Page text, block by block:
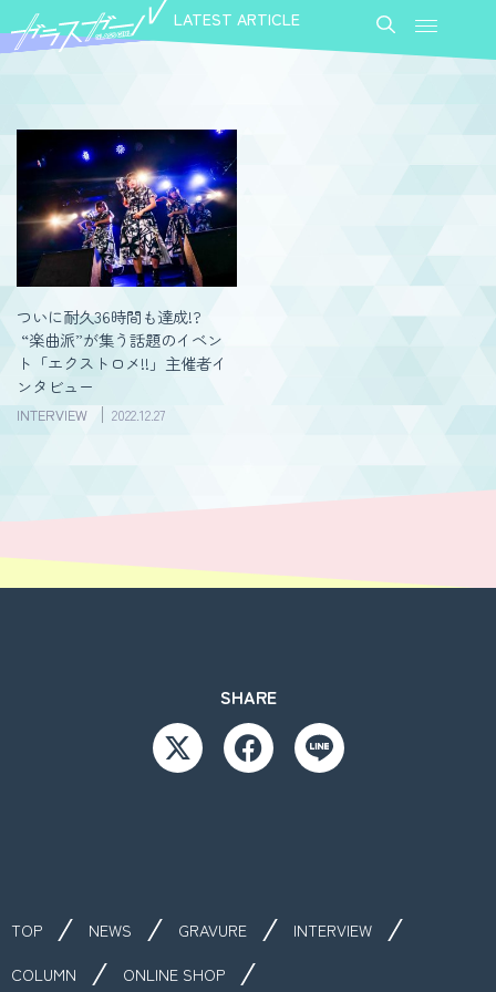
LATEST ARTICLE
ついに耐久36時間も達成!?
“楽曲派”が集う話題のイベン
ト「エクストロメ!!」主催者イ
ンタビュー
INTERVIEW 2022.12.27
SHARE
TOP NEWS GRAVURE
INTERVIEW
COLUMN
ONLINE SHOP